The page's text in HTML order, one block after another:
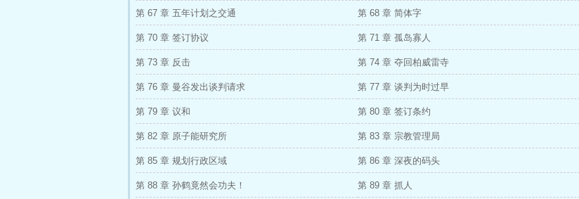
第 67 章 五年计划之交通 第 68 章 简体字
第 70 章 签订协议 第 71 章 孤岛寡人
第 73 章 反击 第 74 章 夺回柏威雷寺
第 76 章 曼谷发出谈判请求 第 77 章 谈判为时过早
第 79 章 议和 第 80 章 签订条约
第 82 章 原子能研究所 第 83 章 宗教管理局
第 85 章 规划行政区域 第 86 章 深夜的码头
第 88 章 孙鹤竟然会功夫！ 第 89 章 抓人